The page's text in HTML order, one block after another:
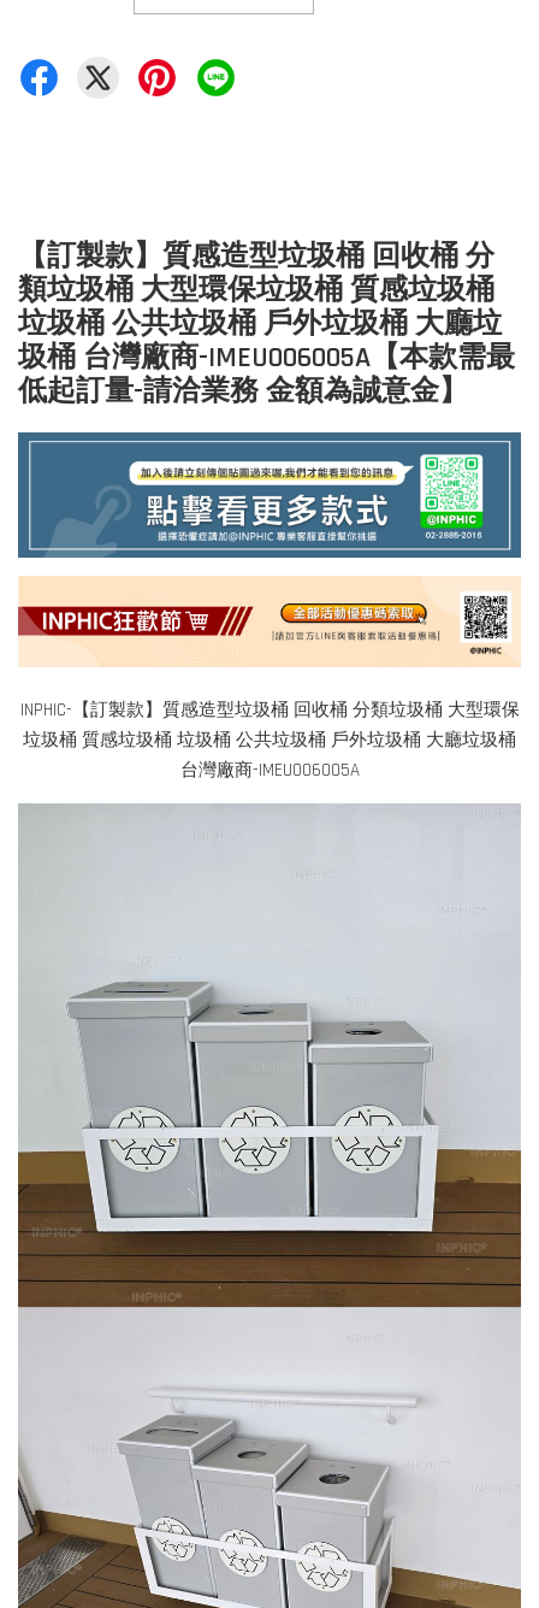
【訂製款】質感造型垃圾桶 回收桶 分
類垃圾桶 大型環保垃圾桶 質感垃圾桶
垃圾桶 公共垃圾桶 戶外垃圾桶 大廳垃
圾桶 台灣廠商-IMEU006005A【本款需最
低起訂量-請洽業務 金額為誠意金】
INPHIC-【訂製款】質感造型垃圾桶 回收桶 分類垃圾桶 大型環保
垃圾桶 質感垃圾桶 垃圾桶 公共垃圾桶 戶外垃圾桶 大廳垃圾桶
台灣廠商-IMEU006005A